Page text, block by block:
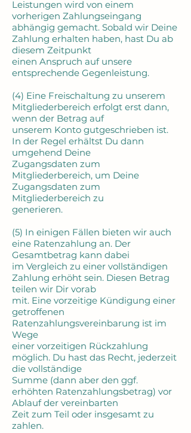
Leistungen wird von einem
vorherigen Zahlungseingang
abhängig gemacht. Sobald wir Deine
Zahlung erhalten haben, hast Du ab
diesem Zeitpunkt
einen Anspruch auf unsere
entsprechende Gegenleistung.
(4) Eine Freischaltung zu unserem
Mitgliederbereich erfolgt erst dann,
wenn der Betrag auf
unserem Konto gutgeschrieben ist.
In der Regel erhältst Du dann
umgehend Deine
Zugangsdaten zum
Mitgliederbereich, um Deine
Zugangsdaten zum
Mitgliederbereich zu
generieren.
(5) In einigen Fällen bieten wir auch
eine Ratenzahlung an. Der
Gesamtbetrag kann dabei
im Vergleich zu einer vollständigen
Zahlung erhöht sein. Diesen Betrag
teilen wir Dir vorab
mit. Eine vorzeitige Kündigung einer
getroffenen
Ratenzahlungsvereinbarung ist im
Wege
einer vorzeitigen Rückzahlung
möglich. Du hast das Recht, jederzeit
die vollständige
Summe (dann aber den ggf.
erhöhten Ratenzahlungsbetrag) vor
Ablauf der vereinbarten
Zeit zum Teil oder insgesamt zu
zahlen.